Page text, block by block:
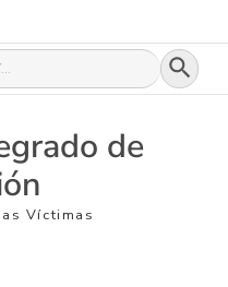
Botón
de
Víctimas